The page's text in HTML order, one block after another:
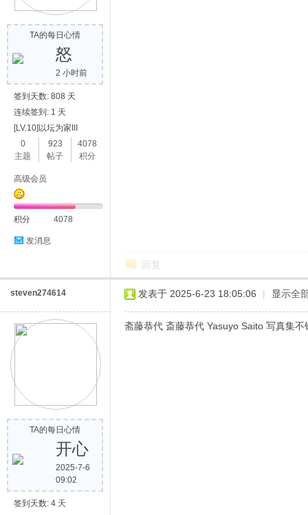
TA的每日心情
怒
2 小时前
签到天数: 808 天
连续签到: 1 天
[LV.10]以坛为家III
0
主题
923
帖子
4078
积分
高级会员
积分 4078
发消息
回复
steven274614
TA的每日心情
开心
2025-7-6
09:02
签到天数: 4 天
发表于 2025-6-23 18:05:06 | 显示全
斋藤恭代 斎藤恭代 Yasuyo Saito 写真集不